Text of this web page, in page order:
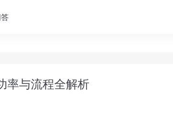
率与流程全解析